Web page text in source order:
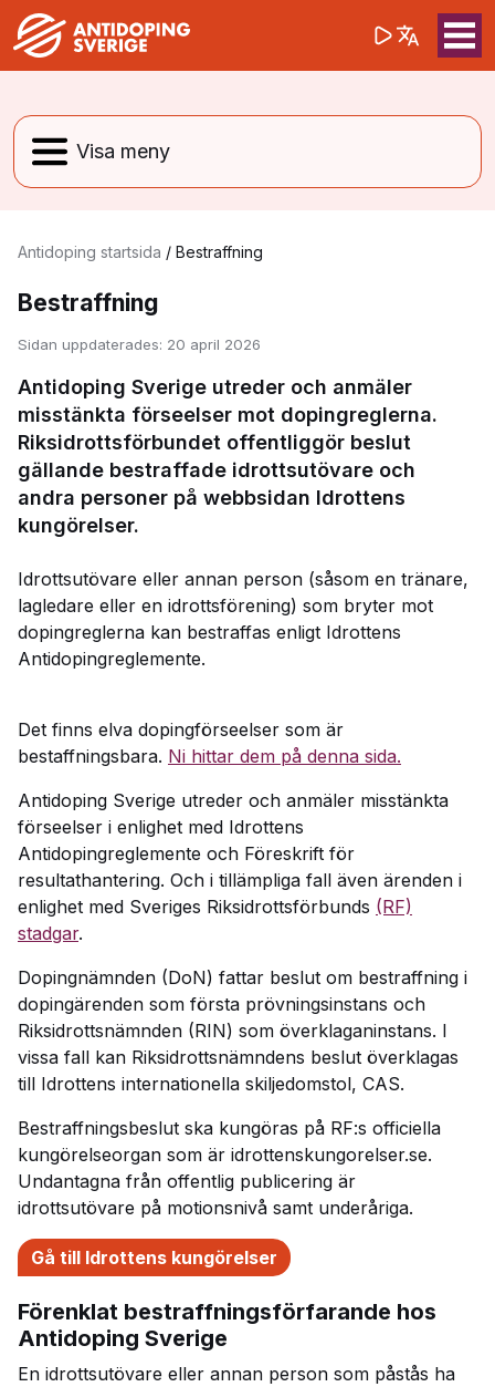
Sök på(opens in a
Antidoping startsida / Bestraffning
Bestraffning
Sidan uppdaterades: 20 april 2026
Antidoping Sverige utreder och anmäler
misstänkta förseelser mot dopingreglerna.
Riksidrottsförbundet offentliggör beslut
gällande bestraffade idrottsutövare och
andra personer på webbsidan Idrottens
kungörelser.
Idrottsutövare eller annan person (såsom en tränare,
lagledare eller en idrottsförening) som bryter mot
dopingreglerna kan bestraffas enligt Idrottens
Antidopingreglemente.
Det finns elva dopingförseelser som är
bestaffningsbara. Ni hittar dem på denna sida.
Antidoping Sverige utreder och anmäler misstänkta
förseelser i enlighet med Idrottens
Antidopingreglemente och Föreskrift för
resultathantering. Och i tillämpliga fall även ärenden i
enlighet med Sveriges Riksidrottsförbunds (RF)
stadgar.
Dopingnämnden (DoN) fattar beslut om bestraffning i
dopingärenden som första prövningsinstans och
Riksidrottsnämnden (RIN) som överklaganinstans. I
vissa fall kan Riksidrottsnämndens beslut överklagas
till Idrottens internationella skiljedomstol, CAS.
Bestraffningsbeslut ska kungöras på RF:s officiella
kungörelseorgan som är idrottenskungorelser.se.
Undantagna från offentlig publicering är
idrottsutövare på motionsnivå samt underåriga.
Gå till Idrottens kungörelser
Förenklat bestraffningsförfarande hos
Antidoping Sverige
En idrottsutövare eller annan person som påstås ha